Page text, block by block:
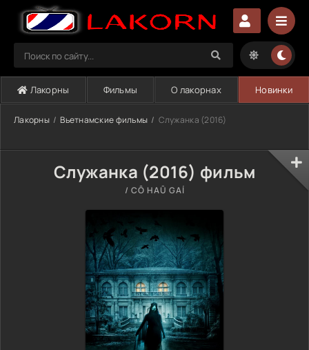
Лакорны Фильмы О лакорнах Новинки
Лакорны Вьетнамские фильмы Служанка (2016)
Служанка (2016) фильм
/ CÔ HAÛ GAÍ